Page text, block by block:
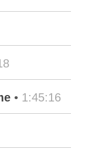
• 1:45:16